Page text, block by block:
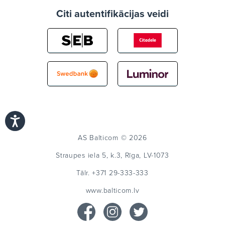
Citi autentifikācijas veidi
AS Balticom © 2026
Straupes iela 5, k.3, Rīga, LV-1073
Tālr.+371 29-333-333
www.balticom.lv